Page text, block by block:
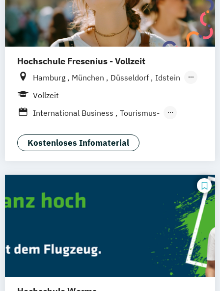
Hochschule Fresenius - Vollzeit
Hamburg München Düsseldorf
Idstein
Berlin
Braunschweig Erfurt
Vollzeit
International Business
Tourismus-
Kostenloses Infomaterial